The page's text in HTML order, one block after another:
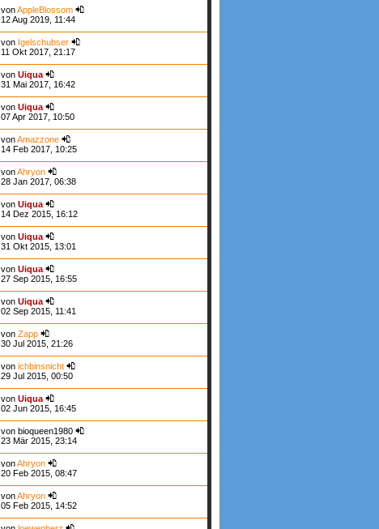
vonAppleBlossom
12 Aug 2019, 11:44
von Igelschubser
11 Okt 2017, 21:17
vonUiqua
31 Mai 2017, 16:42
vonUiqua
07 Apr 2017, 10:50
vonAmazzone
14 Feb 2017, 10:25
vonAhryon
28 Jan 2017, 06:38
vonUiqua
14 Dez 2015, 16:12
vonUiqua
31 Okt 2015, 13:01
vonUiqua
27 Sep 2015, 16:55
vonUiqua
02 Sep 2015, 11:41
vonZapp
30 Jul 2015, 21:26
vonichbinsnicht
29 Jul 2015, 00:50
vonUiqua
02 Jun 2015, 16:45
von bioqueen1980
23 Mär 2015, 23:14
vonAhryon
20 Feb 2015, 08:47
vonAhryon
05 Feb 2015, 14:52